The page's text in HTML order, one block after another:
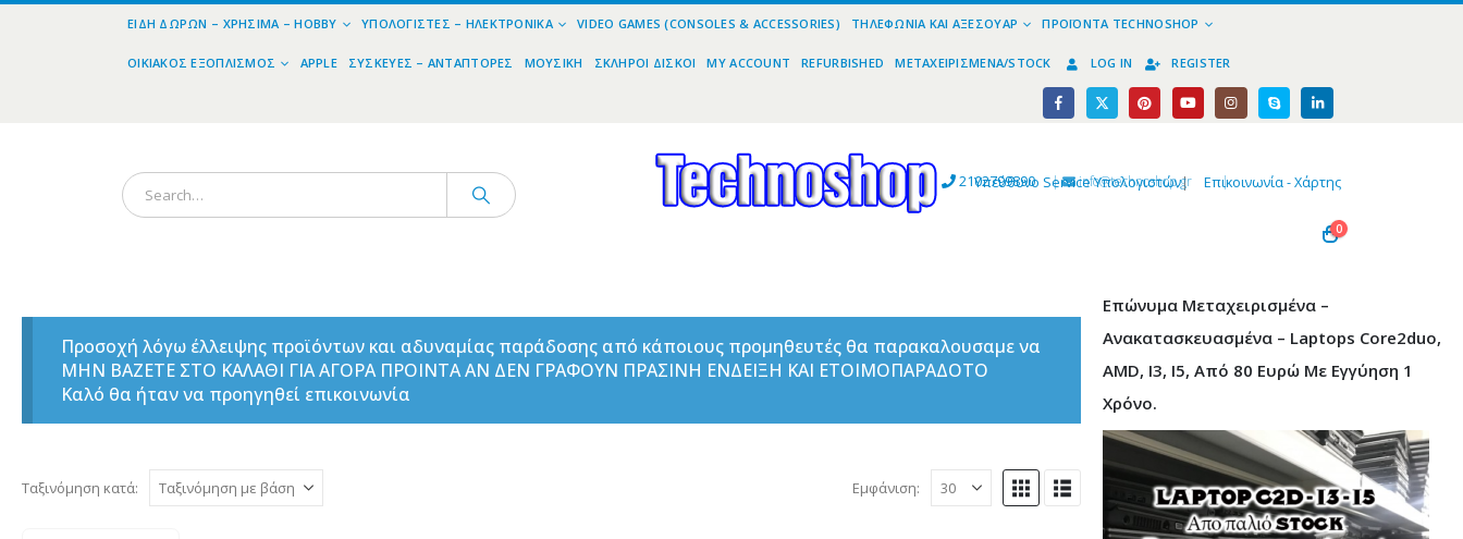
ΕΊΔΗ ΔΏΡΩΝ – ΧΡΉΣΙΜΑ – HOBBY ΥΠΟΛΟΓΙΣΤΈΣ – ΗΛΕΚΤΡΟΝΙΚΆ VIDEO GAMES (CONSOLES & ACCESSORIES) ΤΗΛΕΦΩΝΊΑ ΚΑΙ ΑΞΕΣΟΥΆΡ ΠΡΟΪΌΝΤΑ TECHNOSHOP
ΟΙΚΙΑΚΌΣ ΕΞΟΠΛΙΣΜΌΣ APPLE ΣΥΣΚΕΥΈΣ – ΑΝΤΆΠΤΟΡΕΣ ΜΟΥΣΙΚΉ ΣΚΛΗΡΟΊ ΔΊΣΚΟΙ MY ACCOUNT REFURBISHED ΜΕΤΑΧΕΙΡΙΣΜΈΝΑ/STOCK LOG IN REGISTER
2102799890 | info@technoshop,gr |
Υπεύθυνο Service Υπολογιστών| Επικοινωνία - Χάρτης
0
Προσοχή λόγω έλλειψης προϊόντων και αδυναμίας παράδοσης από κάποιους προμηθευτές θα παρακαλουσαμε να
ΜΗΝ ΒΑΖΕΤΕ ΣΤΟ ΚΑΛΑΘΙ ΓΙΑ ΑΓΟΡΑ ΠΡΟΙΝΤΑ ΑΝ ΔΕΝ ΓΡΑΦΟΥΝ ΠΡΑΣΙΝΗ ΕΝΔΕΙΞΗ ΚΑΙ ΕΤΟΙΜΟΠΑΡΑΔΟΤΟ
Καλό θα ήταν να προηγηθεί επικοινωνία
Ταξινόμηση κατά: Εμφάνιση:
Επώνυμα Μεταχειρισμένα –
Ανακατασκευασμένα – Laptops Core2duo,
AMD, I3, I5, Από 80 Ευρώ Με Εγγύηση 1
Χρόνο.